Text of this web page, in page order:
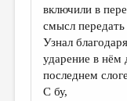
включили в
смысл
Узнал
ударение в
последнем
С бу,